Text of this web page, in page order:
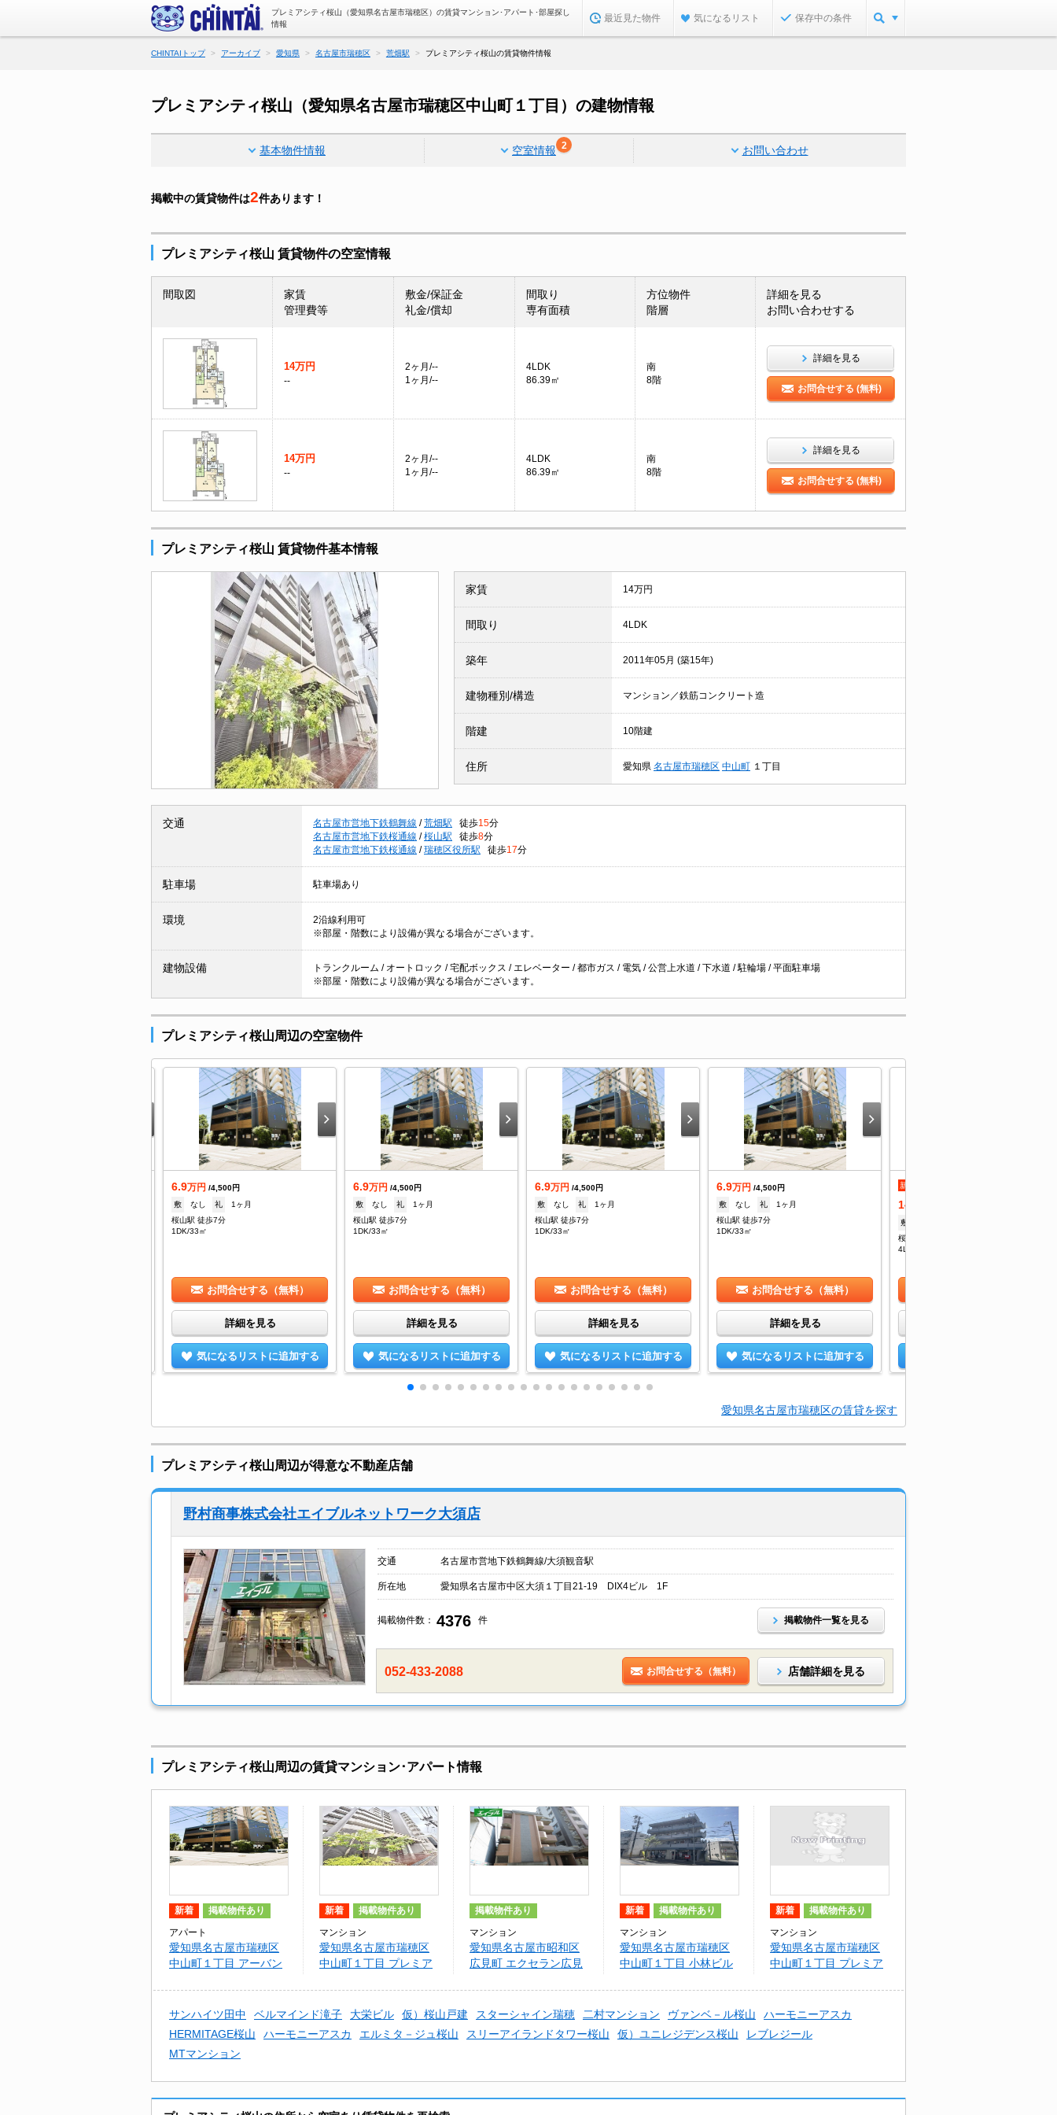
プレミアシティ桜山（愛知県名古屋市瑞穂区）の賃貸マンション･アパート･部屋探し
情報
最近見た物件 気になるリスト 保存中の条件
CHINTAIトップ アーカイブ 愛知県 名古屋市瑞穂区 荒畑駅 プレミアシティ桜山の賃貸物件情報
プレミアシティ桜山（愛知県名古屋市瑞穂区中山町１丁目）の建物情報
基本物件情報 空室情報 2 お問い合わせ
掲載中の賃貸物件は2件あります！
プレミアシティ桜山 賃貸物件の空室情報
間取図
家賃
管理費等
敷金/保証金
礼金/償却
間取り
専有面積
方位物件
階層
詳細を見る
お問い合わせする
14万円
--
2ヶ月/--
1ヶ月/--
4LDK
86.39㎡
南
8階
詳細を見る
お問合せする (無料)
14万円
--
2ヶ月/--
1ヶ月/--
4LDK
86.39㎡
南
8階
詳細を見る
お問合せする (無料)
プレミアシティ桜山 賃貸物件基本情報
家賃 14万円
間取り 4LDK
築年 2011年05月 (築15年)
建物種別/構造 マンション／鉄筋コンクリート造
階建 10階建
住所 愛知県 名古屋市瑞穂区 中山町 １丁目
交通 名古屋市営地下鉄鶴舞線 / 荒畑駅 徒歩15分
名古屋市営地下鉄桜通線 / 桜山駅 徒歩8分
名古屋市営地下鉄桜通線 / 瑞穂区役所駅 徒歩17分
駐車場 駐車場あり
環境
2沿線利用可
※部屋・階数により設備が異なる場合がございます。
建物設備
トランクルーム / オートロック / 宅配ボックス / エレベーター / 都市ガス / 電気 / 公営上水道 / 下水道 / 駐輪場 / 平面駐車場
※部屋・階数により設備が異なる場合がございます。
プレミアシティ桜山周辺の空室物件
6.9万円 /4,500円
敷
なし 礼
1ヶ月
桜山駅 徒歩7分
1DK/33㎡
お問合せする（無料）
詳細を見る
気になるリストに追加する
6.9万円 /4,500円
敷
なし 礼
1ヶ月
桜山駅 徒歩7分
1DK/33㎡
お問合せする（無料）
詳細を見る
気になるリストに追加する
6.9万円 /4,500円
敷
なし 礼
1ヶ月
桜山駅 徒歩7分
1DK/33㎡
お問合せする（無料）
詳細を見る
気になるリストに追加する
6.9万円 /4,500円
敷
なし 礼
1ヶ月
桜山駅 徒歩7分
1DK/33㎡
お問合せする（無料）
詳細を見る
気になるリストに追加する
新着
14
敷
桜山駅 徒歩8分
4LDK/86.39㎡
愛知県名古屋市瑞穂区の賃貸を探す
プレミアシティ桜山周辺が得意な不動産店舗
野村商事株式会社エイブルネットワーク大須店
交通 名古屋市営地下鉄鶴舞線/大須観音駅
所在地 愛知県名古屋市中区大須１丁目21-19 DIX4ビル 1F
掲載物件数： 4376 件 掲載物件一覧を見る
052-433-2088 お問合せする（無料） 店舗詳細を見る
プレミアシティ桜山周辺の賃貸マンション･アパート情報
新着 掲載物件あり
アパート
愛知県名古屋市瑞穂区
中山町１丁目 アーバン
新着 掲載物件あり
マンション
愛知県名古屋市瑞穂区
中山町１丁目 プレミア
掲載物件あり
マンション
愛知県名古屋市昭和区
広見町 エクセラン広見
新着 掲載物件あり
マンション
愛知県名古屋市瑞穂区
中山町１丁目 小林ビル
新着 掲載物件あり
マンション
愛知県名古屋市瑞穂区
中山町１丁目 プレミア
サンハイツ田中 ベルマインド滝子 大栄ビル 仮）桜山戸建 スターシャイン瑞穂 二村マンション ヴァンベ－ル桜山
ハーモニーアスカ
HERMITAGE桜山
ハーモニーアスカ エルミタ－ジュ桜山 スリーアイランドタワー桜山 仮）ユニレジデンス桜山
レブレジール
MTマンション